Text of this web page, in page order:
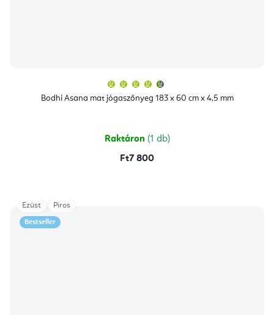
Bodhi Asana mat jógaszőnyeg 183 x 60 cm x 4,5 mm
átlagos
értékelése
csillag.
Raktáron (1 db)
Ft7 800
Bestseller
Ezüst Piros